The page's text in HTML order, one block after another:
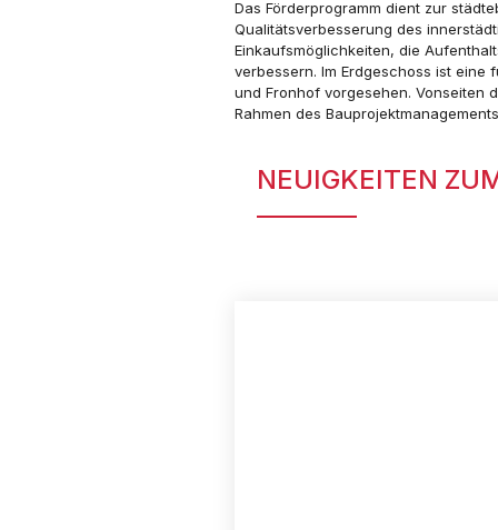
Das Förderprogramm dient zur
Qualitätsverbesserung des
Einkaufsmöglichkeiten, die
verbessern. Im Erdgeschoss ist eine
und Fronhof vorgesehen. Vonseiten
Rahmen des
NEUIGKEITEN